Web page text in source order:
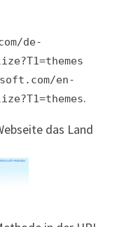
de-
en-
.
das Land